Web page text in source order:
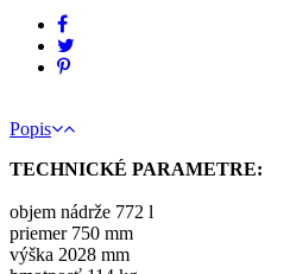
Popis
TECHNICKÉ PARAMETRE:
objem nádrže 772 l
priemer 750 mm
výška 2028 mm